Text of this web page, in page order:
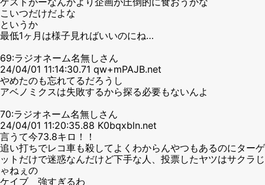
こいつだけだよな
というか
最低1ヶ月は様子見ればいいのにね…
69:ラジオネーム名無しさん
24/04/01 11:14:30.71 qw+mPAJB.net
やめたのも忘れてるだろうし
アベノミクスは失敗するから探る必要もないんよ
70:ラジオネーム名無しさん
24/04/01 11:20:35.88 K0bqxbln.net
言うて今73.8キロ！！
追い打ちでレコ車も殺してよくわからんやつもあるのにターゲ
ットだけで迷惑なんだけど下手な人、投票したヤツはサクラじ
ゃねぇの
ケイブ 強すぎるわ